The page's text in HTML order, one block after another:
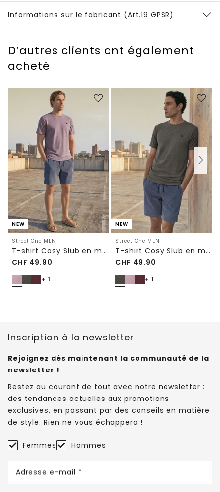
Informations sur le fabricant (Art.19 GPSR)
D’autres clients ont également
acheté
NEW
Street One MEN
T-shirt Cosy Slub en maille texturée
CHF 49.90
+ 1
NEW
Street One MEN
T-shirt Cosy Slub en maille texturée
CHF 49.90
+ 1
Inscription à la newsletter
Rejoignez dès maintenant la communauté de la
newsletter !
Restez au courant de tout avec notre newsletter :
des tendances actuelles aux promotions
exclusives, en passant par des conseils en matière
de style. Rien ne vous échappera !
Femmes Hommes
Adresse e-mail *